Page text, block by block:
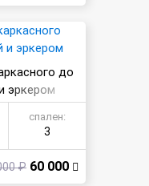
до
эркером
спален:
3
₽ 60 000